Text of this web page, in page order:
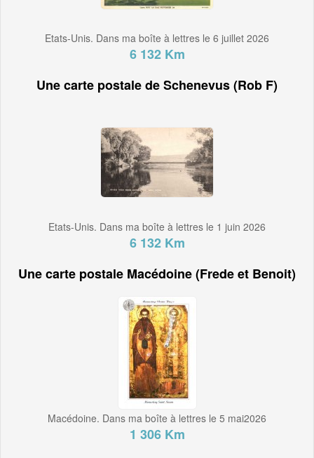
Etats-Unis. Dans ma boîte à lettres le 6 juillet 2026
6 132 Km
Une carte postale de Schenevus (Rob F)
Etats-Unis. Dans ma boîte à lettres le 1 juin 2026
6 132 Km
Une carte postale Macédoine (Frede et Benoit)
Macédoine. Dans ma boîte à lettres le 5 mai2026
1 306 Km